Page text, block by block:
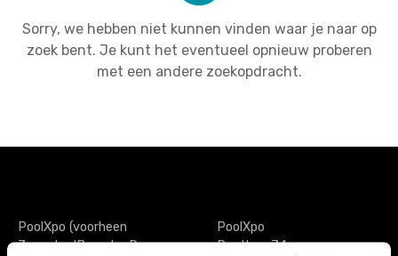
Sorry, we hebben niet kunnen vinden waar je naar op
zoek bent. Je kunt het eventueel opnieuw proberen
met een andere zoekopdracht.
PoolXpo (voorheen
ZwembadBranche Dag
PoolXpo
Postbus 74